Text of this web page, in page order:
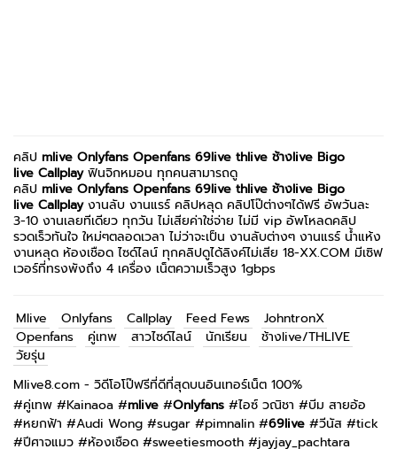
คลิป mlive Onlyfans Openfans 69live thlive ช้างlive Bigo
live Callplayฟินจิกหมอน ทุกคนสามารถดู
คลิป mlive Onlyfans Openfans 69live thlive ช้างlive Bigo
live Callplayงานลับ งานแรร์ คลิปหลุด คลิปโป๊ต่างๆได้ฟรี อัพวันละ
3-10 งานเลยทีเดียว ทุกวัน ไม่เสียค่าใช่จ่าย ไม่มี vip อัพโหลดคลิป
รวดเร็วทันใจ ใหม่ๆตลอดเวลา ไม่ว่าจะเป็น งานลับต่างๆ งานแรร์ น้ำแห้ง
งานหลุด ห้องเชือด ไซด์ไลน์ ทุกคลิปดูได้ลิงค์ไม่เสีย 18-XX.COM มีเซิฟ
เวอร์ที่ทรงพังถึง 4 เครื่อง เน็ตความเร็วสูง 1gbps
Mlive Onlyfans Callplay Feed Fews
JohntronX
Openfans
คู่เทพ สาวไซด์ไลน์ นักเรียน
ช้างlive/THLIVE
วัยรุ่น
Mlive8.com - วิดีโอโป๊ฟรีที่ดีที่สุดบนอินเทอร์เน็ต 100%
#คู่เทพ #Kainaoa #mlive #Onlyfans #ไอซ์ วณิชา #บีม สายอ้อ
#หยกฟ้า #Audi Wong #sugar #pimnalin #69live #วีนัส #tick
#ปีศาจแมว #ห้องเชือด #sweetiesmooth #jayjay_pachtara